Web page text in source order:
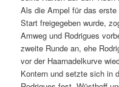
Als die Ampel für das
Start freigegeben wurde,
Amweg und Rodrigues
zweite Runde an, ehe
vor der Haarnadelkurve
Kontern und setzte sich in